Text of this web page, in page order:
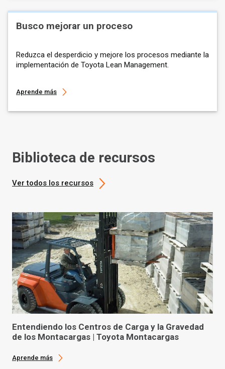
Busco mejorar un proceso
Reduzca el desperdicio y mejore los procesos mediante la
implementación de Toyota Lean Management.
Aprende más
Biblioteca de recursos
Ver todos los recursos
Entendiendo los Centros de Carga y la Gravedad
de los Montacargas | Toyota Montacargas
Aprende más